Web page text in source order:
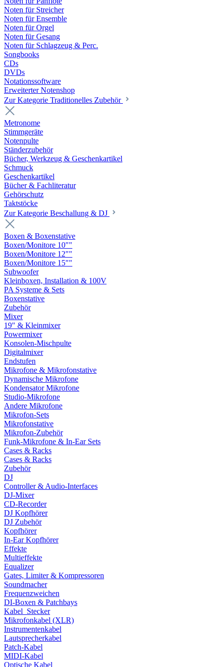
Noten für Streicher
Noten für Ensemble
Noten für Orgel
Noten für Gesang
Noten für Schlagzeug & Perc.
Songbooks
CDs
DVDs
Notationssoftware
Erweiterter Notenshop
Zur Kategorie Traditionelles Zubehör
Metronome
Stimmgeräte
Notenpulte
Ständerzubehör
Bücher, Werkzeug & Geschenkartikel
Schmuck
Geschenkartikel
Bücher & Fachliteratur
Gehörschutz
Taktstöcke
Zur Kategorie Beschallung & DJ
Boxen & Boxenstative
Boxen/Monitore 10""
Boxen/Monitore 12""
Boxen/Monitore 15""
Subwoofer
Kleinboxen, Installation & 100V
PA Systeme & Sets
Boxenstative
Zubehör
Mixer
19" & Kleinmixer
Powermixer
Konsolen-Mischpulte
Digitalmixer
Endstufen
Mikrofone & Mikrofonstative
Dynamische Mikrofone
Kondensator Mikrofone
Studio-Mikrofone
Andere Mikrofone
Mikrofon-Sets
Mikrofonstative
Mikrofon-Zubehör
Funk-Mikrofone & In-Ear Sets
Cases & Racks
Cases & Racks
Zubehör
DJ
Controller & Audio-Interfaces
DJ-Mixer
CD-Recorder
DJ Kopfhörer
DJ Zubehör
Kopfhörer
In-Ear Kopfhörer
Effekte
Multieffekte
Equalizer
Gates, Limiter & Kompressoren
Soundmacher
Frequenzweichen
DI-Boxen & Patchbays
Kabel_Stecker
Mikrofonkabel (XLR)
Instrumentenkabel
Lautsprecherkabel
Patch-Kabel
MIDI-Kabel
Optische Kabel